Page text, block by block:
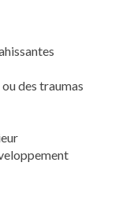
des traumas